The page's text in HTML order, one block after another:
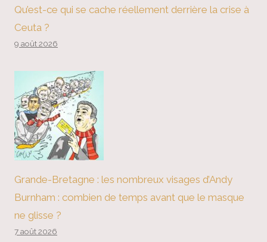
Qu’est-ce qui se cache réellement derrière la crise à
Ceuta ?
9 août 2026
Grande-Bretagne : les nombreux visages d’Andy
Burnham : combien de temps avant que le masque
ne glisse ?
7 août 2026